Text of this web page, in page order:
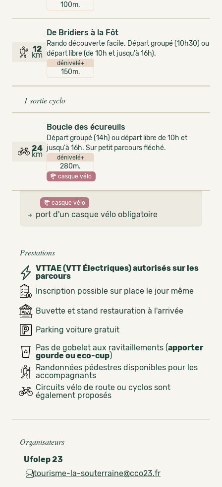
100m.
12
km
De Bridiers à la Fôt
Rando découverte facile. Départ groupé (10h30) ou
départ libre (de 10h et jusqu'à 16h).
dénivelé+
150m.
1 sortie cyclo
24
km
Boucle des écureuils
Départ groupé (14h) ou départ libre de 10h et
jusqu'à 16h. Sur petit parcours fléché.
dénivelé+
280m.
casque vélo
casque vélo
port d'un casque vélo obligatoire
Prestations
VTTAE (VTT Électriques) autorisés sur les
parcours
Inscription possible sur place le jour même
Buvette et stand restauration à l'arrivée
Parking voiture gratuit
Pas de gobelet aux ravitaillements (apporter
gourde ou eco-cup)
Randonnées pédestres disponibles pour les
accompagnants
Circuits vélo de route ou cyclos sont
également proposés
Organisateurs
Ufolep 23
tourisme-la-souterraine@cco23.fr